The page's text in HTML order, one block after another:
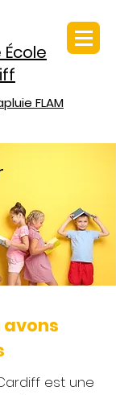
École
FLAM
avons
est une